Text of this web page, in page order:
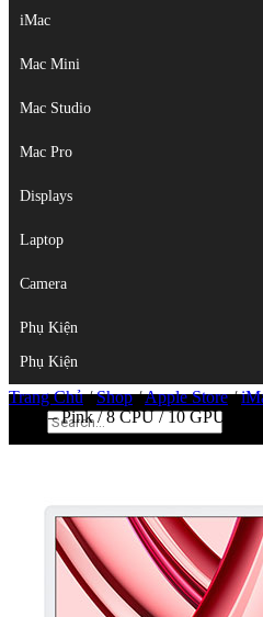
Mac cũ
iMac
Mac Mini
Mac Studio
Mac Pro
Displays
Laptop
Camera
Phụ Kiện
iMac
Mac Mini
Mac Studio
Mac Pro
Displays
Laptop
Camera
Phụ Kiện
Top
Trang Chủ/Shop/Apple Store/
4.5K – Pink / 8 CPU / 10 GPU /